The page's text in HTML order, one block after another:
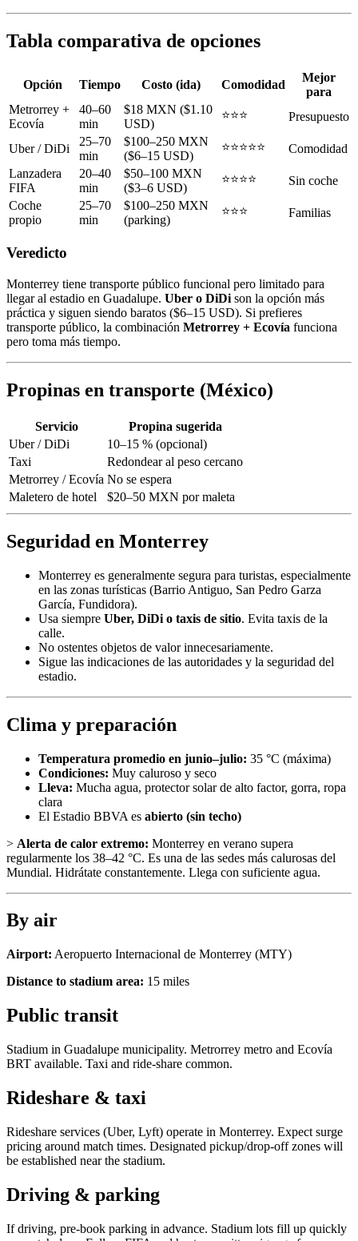
Tabla comparativa de opciones
Opción Tiempo Costo (ida) Comodidad
Mejor
para
Metrorrey +
Ecovía
40–60
min
$18 MXN ($1.10
USD)
⭐⭐⭐ Presupuesto
Uber / DiDi
25–70
min
$100–250 MXN
($6–15 USD)
⭐⭐⭐⭐⭐
Comodidad
Lanzadera
FIFA
20–40
min
$50–100 MXN
($3–6 USD)
⭐⭐⭐⭐
Sin coche
Coche
propio
25–70
min
$100–250 MXN
(parking)
⭐⭐⭐ Familias
Veredicto
Monterrey tiene transporte público funcional pero limitado para
llegar al estadio en Guadalupe. Uber o DiDi son la opción más
práctica y siguen siendo baratos ($6–15 USD). Si prefieres
transporte público, la combinación Metrorrey + Ecovía funciona
pero toma más tiempo.
Propinas en transporte (México)
Servicio
Propina sugerida
Uber / DiDi
10–15 % (opcional)
Taxi
Redondear al peso cercano
Metrorrey / Ecovía No se espera
Maletero de hotel
$20–50 MXN por maleta
Seguridad en Monterrey
Monterrey es generalmente segura para turistas, especialmente
en las zonas turísticas (Barrio Antiguo, San Pedro Garza
García, Fundidora).
Usa siempre Uber, DiDi o taxis de sitio. Evita taxis de la
calle.
No ostentes objetos de valor innecesariamente.
Sigue las indicaciones de las autoridades y la seguridad del
estadio.
Clima y preparación
Temperatura promedio en junio–julio: 35 °C (máxima)
Condiciones: Muy caluroso y seco
Lleva: Mucha agua, protector solar de alto factor, gorra, ropa
clara
El Estadio BBVA es abierto (sin techo)
> Alerta de calor extremo: Monterrey en verano supera
regularmente los 38–42 °C. Es una de las sedes más calurosas del
Mundial. Hidrátate constantemente. Llega con suficiente agua.
By air
Airport: Aeropuerto Internacional de Monterrey (MTY)
Distance to stadium area: 15 miles
Public transit
Stadium in Guadalupe municipality. Metrorrey metro and Ecovía
BRT available. Taxi and ride-share common.
Rideshare & taxi
Rideshare services (Uber, Lyft) operate in Monterrey. Expect surge
pricing around match times. Designated pickup/drop-off zones will
be established near the stadium.
Driving & parking
If driving, pre-book parking in advance. Stadium lots fill up quickly